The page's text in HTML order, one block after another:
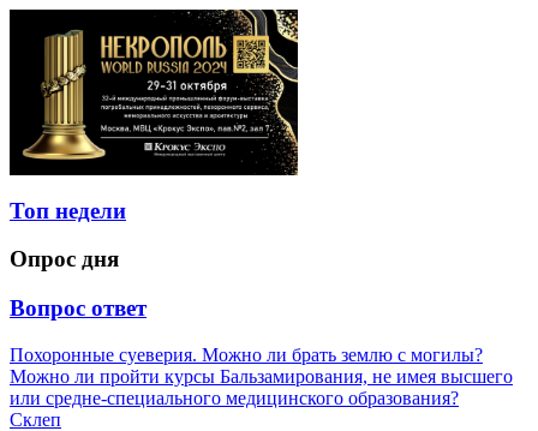
Топ недели
Опрос дня
Вопрос ответ
Похоронные суеверия. Можно ли брать землю с могилы?
Можно ли пройти курсы Бальзамирования, не имея высшего
или средне-специального медицинского образования?
Склеп